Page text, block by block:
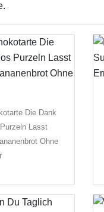
Die Dank
Lasst
Ohne